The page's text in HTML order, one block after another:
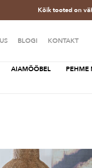
Kõik tooted on
BLOGI KONTAKT
AIAMÖÖBEL PEHME